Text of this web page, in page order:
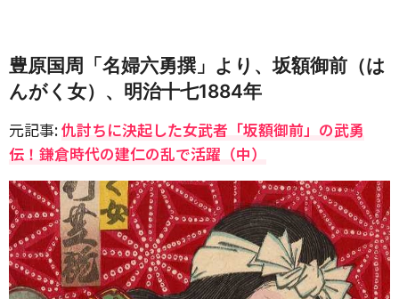
豊原国周「名婦六勇撰」より、坂額御前（は
んがく女）、明治十七1884年
元記事:仇討ちに決起した女武者「坂額御前」の武勇
伝！鎌倉時代の建仁の乱で活躍（中）